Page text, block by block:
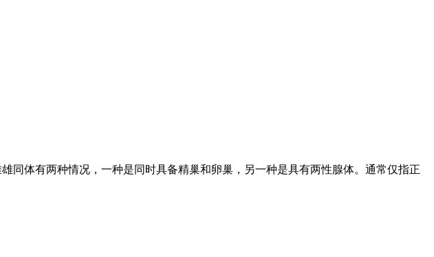
同体有两种情况，一种是同时具备精巢和卵巢，另一种是具有两性腺体。通常仅指正